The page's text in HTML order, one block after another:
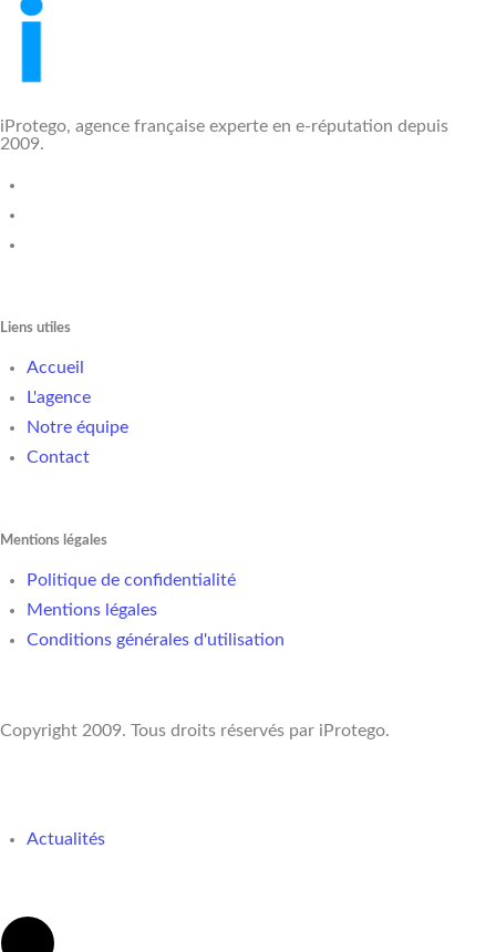
iProtego, agence française experte en e-réputation depuis
2009.
Liens utiles
Accueil
L'agence
Notre équipe
Contact
Mentions légales
Politique de confidentialité
Mentions légales
Conditions générales d'utilisation
Copyright 2009. Tous droits réservés par iProtego.
Actualités